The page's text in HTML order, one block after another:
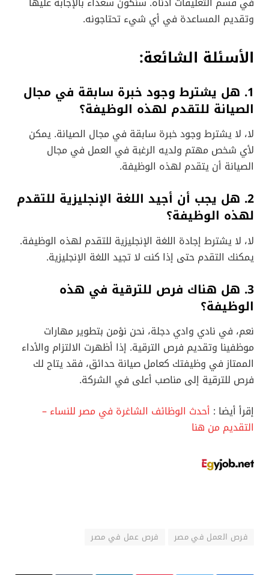
وتقديم المساعدة في أي شيء تحتاجونه.
الأسئلة الشائعة:
1. هل يشترط وجود خبرة سابقة في مجال
الصيانة للتقدم لهذه الوظيفة؟
لا، لا يشترط وجود خبرة سابقة في مجال الصيانة. يمكن
لأي شخص مهتم ولديه الرغبة في العمل في مجال
الصيانة أن يتقدم لهذه الوظيفة.
2. هل يجب أن أجيد اللغة الإنجليزية للتقدم
لهذه الوظيفة؟
لا، لا يشترط إجادة اللغة الإنجليزية للتقدم لهذه الوظيفة.
يمكنك التقدم حتى إذا كنت لا تجيد اللغة الإنجليزية.
3. هل هناك فرص للترقية في هذه
الوظيفة؟
نعم، في نادي وادي دجلة، نحن نؤمن بتطوير مهارات
موظفينا وتقديم فرص الترقية. إذا أظهرت الالتزام والأداء
الممتاز في وظيفتك كعامل صيانة حدائق، فقد يتاح لك
فرص للترقية إلى مناصب أعلى في الشركة.
إقرأ أيضا : أحدث الوظائف الشاغرة في مصر للنساء –
التقديم من هنا
فرص العمل في مصر فرص عمل في مصر